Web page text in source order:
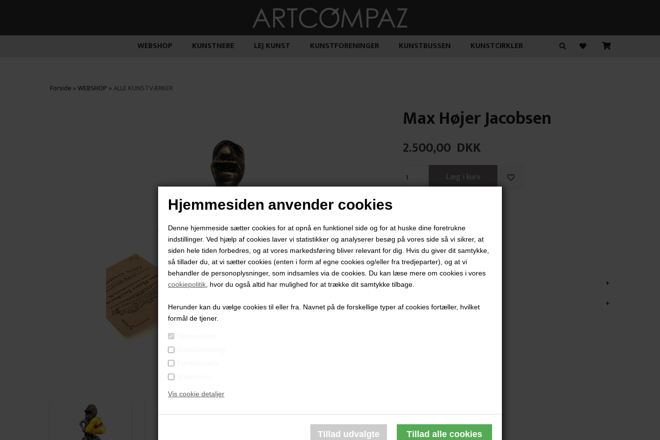
Hjemmesiden anvender cookies
Denne hjemmeside sætter cookies for at opnå en funktionel side og for at huske dine foretrukne
indstillinger. Ved hjælp af cookies laver vi statistikker og analyserer besøg på vores side så vi sikrer, at
siden hele tiden forbedres, og at vores markedsføring bliver relevant for dig. Hvis du giver dit samtykke,
så tillader du, at vi sætter cookies (enten i form af egne cookies og/eller fra tredjeparter), og at vi
behandler de personoplysninger, som indsamles via de cookies. Du kan læse mere om cookies i vores
cookiepolitik , hvor du også altid har mulighed for at trække dit samtykke tilbage.
Herunder kan du vælge cookies til eller fra. Navnet på de forskellige typer af cookies fortæller, hvilket
formål de tjener.
Vis cookie detaljer
WEBSHOP KUNSTNERE LEJ KUNST KUNSTFORENINGER KUNSTBUSSEN KUNSTCIRKLER
Forside»WEBSHOP »ALLE KUNSTVÆRKER
Max Højer Jacobsen
2.500,00DKK
11 x 8 cm.
Bronzeskulptur
Unika
PRODUKTBESKRIVELSE
PRODUKTINFORMATION